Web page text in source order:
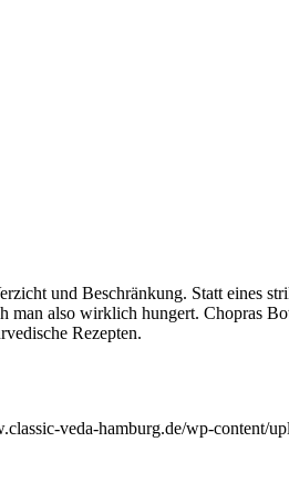
und Beschränkung. Statt eines
also wirklich hungert. Chopras
Rezepten.
veda-hamburg.de/wp-content/